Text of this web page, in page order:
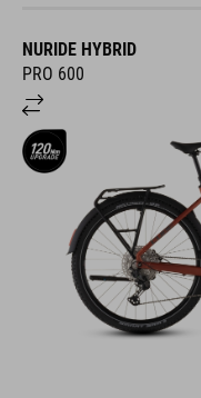
NURIDE HYBRID
PRO 600